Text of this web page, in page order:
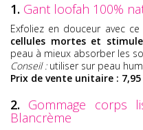
1. Gant loofah 100%
Exfoliez en douceur avec
cellules mortes et
peau à mieux absorber les
Conseil :utiliser sur peau
Prix de vente unitaire :
2. Gommage corps
Blancrème